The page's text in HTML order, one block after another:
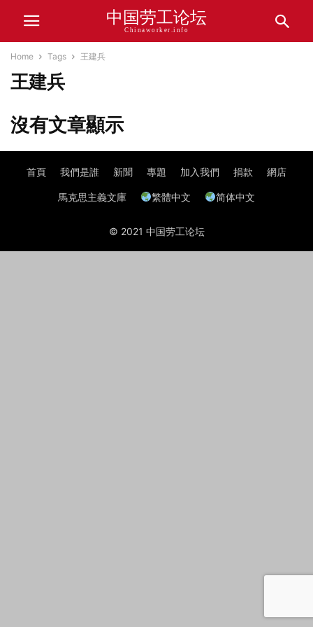
中国劳工论坛
Chinaworker.info
Home Tags 王建兵
王建兵
沒有文章顯示
首頁 我們是誰 新聞 專題 加入我們 捐款 網店
馬克思主義文庫 繁體中文 简体中文
© 2021 中国劳工论坛